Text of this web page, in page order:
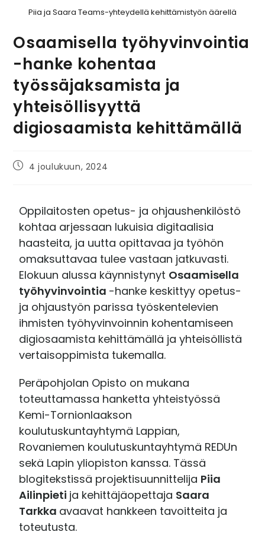
Piia ja Saara Teams-yhteydellä kehittämistyön äärellä
Osaamisella työhyvinvointia
-hanke kohentaa
työssäjaksamista ja
yhteisöllisyyttä
digiosaamista kehittämällä
4 joulukuun, 2024
Oppilaitosten opetus- ja ohjaushenkilöstö
kohtaa arjessaan lukuisia digitaalisia
haasteita, ja uutta opittavaa ja työhön
omaksuttavaa tulee vastaan jatkuvasti.
Elokuun alussa käynnistynyt Osaamisella
työhyvinvointia -hanke keskittyy opetus-
ja ohjaustyön parissa työskentelevien
ihmisten työhyvinvoinnin kohentamiseen
digiosaamista kehittämällä ja yhteisöllistä
vertaisoppimista tukemalla.
Peräpohjolan Opisto on mukana
toteuttamassa hanketta yhteistyössä
Kemi-Tornionlaakson
koulutuskuntayhtymä Lappian,
Rovaniemen koulutuskuntayhtymä REDUn
sekä Lapin yliopiston kanssa. Tässä
blogitekstissä projektisuunnittelija Piia
Ailinpieti ja kehittäjäopettaja Saara
Tarkka avaavat hankkeen tavoitteita ja
toteutusta.